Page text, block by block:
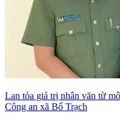
Lan tỏa giá trị nhân văn từ
Công an xã Bố Trạch